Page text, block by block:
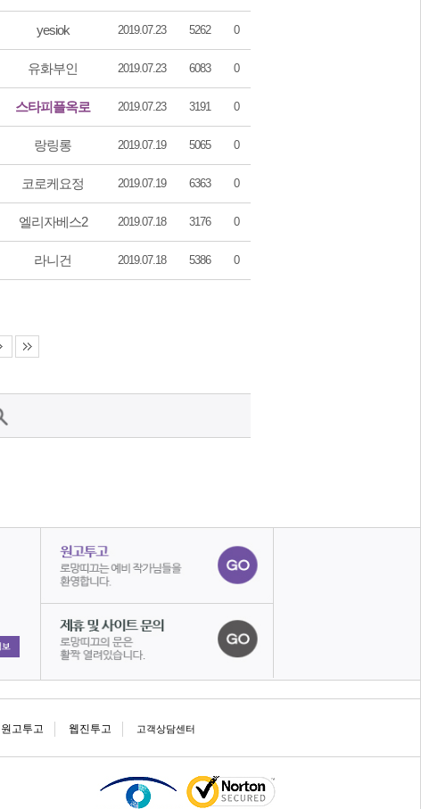
yesiok 2019.07.23 5262 0
유화부인 2019.07.23 6083 0
스타피플옥로 2019.07.23 3191 0
랑링롱 2019.07.19 5065 0
코로케요정 2019.07.19 6363 0
엘리자베스2 2019.07.18 3176 0
라니건 2019.07.18 5386 0
원고투고 웹진투고 고객상담센터